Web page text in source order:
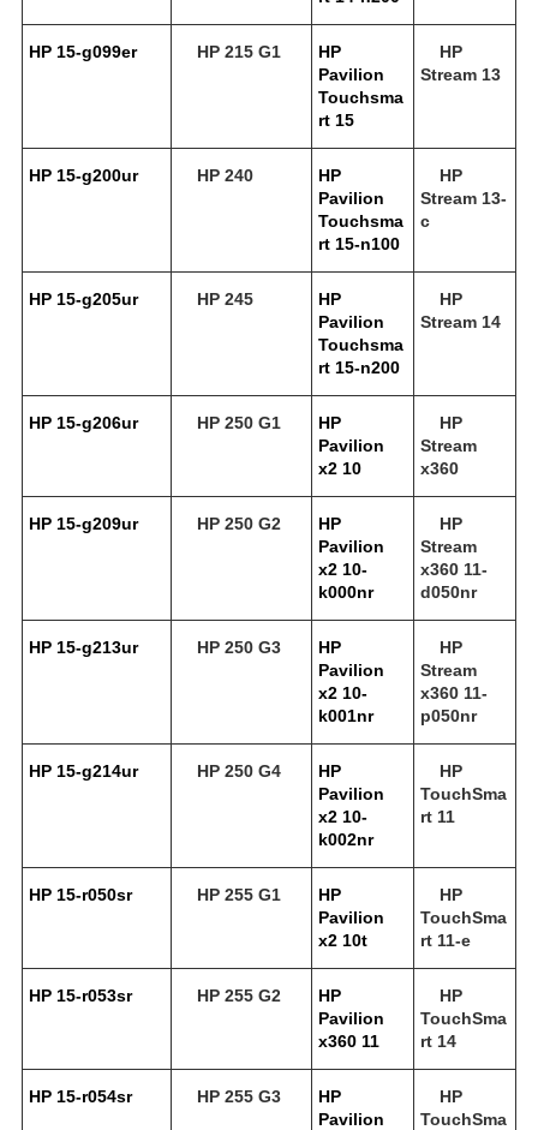
HP 15-g099er HP 215 G1
HP
Pavilion
Touchsma
rt 15
HP
Stream 13
HP 15-g200ur HP 240
HP
Pavilion
Touchsma
rt 15-n100
HP
Stream 13-
c
HP 15-g205ur HP 245
HP
Pavilion
Touchsma
rt 15-n200
HP
Stream 14
HP 15-g206ur HP 250 G1
HP
Pavilion
x2 10
HP
Stream
x360
HP 15-g209ur HP 250 G2
HP
Pavilion
x2 10-
k000nr
HP
Stream
x360 11-
d050nr
HP 15-g213ur HP 250 G3
HP
Pavilion
x2 10-
k001nr
HP
Stream
x360 11-
p050nr
HP 15-g214ur HP 250 G4
HP
Pavilion
x2 10-
k002nr
HP
TouchSma
rt 11
HP 15-r050sr HP 255 G1
HP
Pavilion
x2 10t
HP
TouchSma
rt 11-e
HP 15-r053sr HP 255 G2
HP
Pavilion
x360 11
HP
TouchSma
rt 14
HP 15-r054sr HP 255 G3
HP
Pavilion
HP
TouchSma